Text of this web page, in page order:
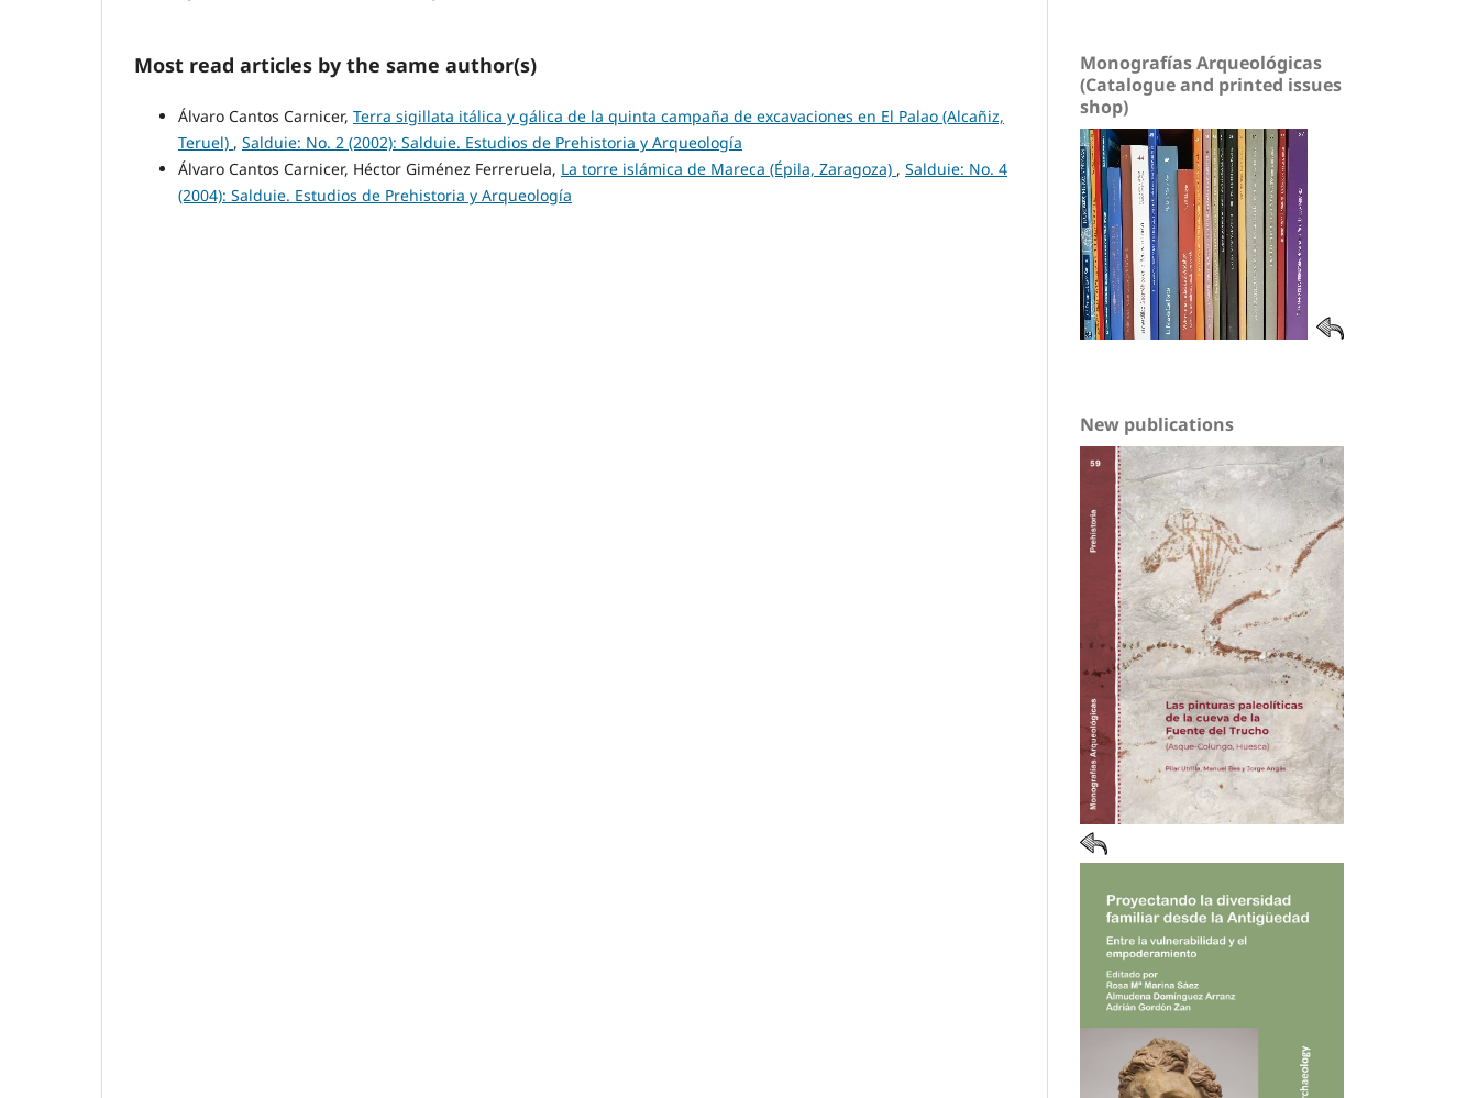
Most read articles by the same author(s)
Álvaro Cantos Carnicer, Terra sigillata itálica y gálica de la quinta campaña de excavaciones en El Palao (Alcañiz,
Teruel) , Salduie: No. 2 (2002): Salduie. Estudios de Prehistoria y Arqueología
Álvaro Cantos Carnicer, Héctor Giménez Ferreruela, La torre islámica de Mareca (Épila, Zaragoza) , Salduie: No. 4
(2004): Salduie. Estudios de Prehistoria y Arqueología
Monografías Arqueológicas
(Catalogue and printed issues
shop)
New publications